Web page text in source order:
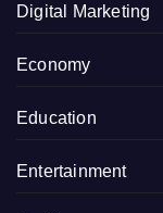
Digital Marketing
Economy
Education
Entertainment